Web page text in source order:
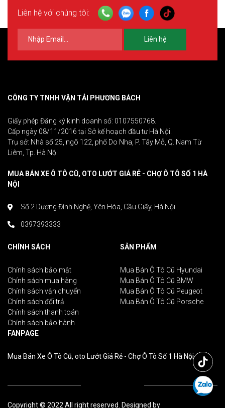
Liên hệ với chúng tôi:
Liên hệ
CÔNG TY TNHH VẬN TẢI PHƯƠNG BÁCH
Giấy phép Đăng ký kinh doanh số: 0107550768.
Cấp ngày 08/11/2016 tại Sở kế hoạch đầu tư Hà Nội.
Trụ sở: Nhà số 25, ngõ 122, phố Do Nha, P. Tây Mỗ, Q. Nam Từ
Liêm, Tp. Hà Nội
MUA BÁN XE Ô TÔ CŨ, OTO LƯỚT GIÁ RẺ - CHỢ Ô TÔ SỐ 1 HÀ
NỘI
Số 2 Dương Đình Nghệ, Yên Hòa, Cầu Giấy, Hà Nội
0397393333
CHÍNH SÁCH
Chính sách bảo mật
Chính sách mua hàng
Chính sách vận chuyển
Chính sách đổi trả
Chính sách thanh toán
Chính sách bảo hành
SẢN PHẨM
Mua Bán Ô Tô Cũ Hyundai
Mua Bán Ô Tô Cũ BMW
Mua Bán Ô Tô Cũ Peugeot
Mua Bán Ô Tô Cũ Porsche
FANPAGE
Mua Bán Xe Ô Tô Cũ, oto Lướt Giá Rẻ - Chợ Ô Tô Số 1 Hà Nội
Copyright © 2022 All right reserved. Designed by